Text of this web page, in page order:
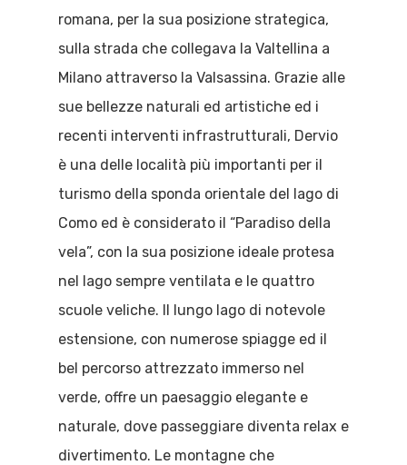
romana, per la sua posizione strategica,
sulla strada che collegava la Valtellina a
Milano attraverso la Valsassina. Grazie alle
sue bellezze naturali ed artistiche ed i
recenti interventi infrastrutturali, Dervio
è una delle località più importanti per il
turismo della sponda orientale del lago di
Como ed è considerato il “Paradiso della
vela”, con la sua posizione ideale protesa
nel lago sempre ventilata e le quattro
scuole veliche. Il lungo lago di notevole
estensione, con numerose spiagge ed il
bel percorso attrezzato immerso nel
verde, offre un paesaggio elegante e
naturale, dove passeggiare diventa relax e
divertimento. Le montagne che